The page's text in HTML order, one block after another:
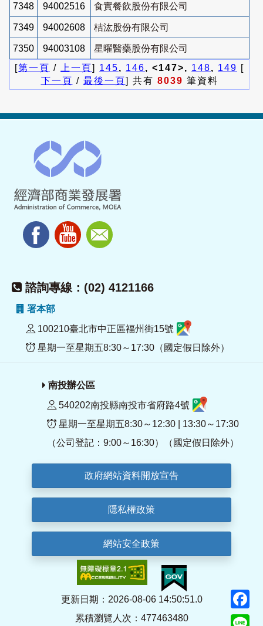
7348 94002516 食實餐飲股份有限公司
7349 94002608 桔汯股份有限公司
7350 94003108
星曜醫藥股份有限公司
[第一頁 / 上一頁] 145, 146, <147>, 148, 149 [
下一頁 / 最後一頁] 共有 8039 筆資料
諮詢專線：(02) 4121166
署本部
100210臺北市中正區福州街15號
星期一至星期五8:30～17:30（國定假日除外）
南投辦公區
540202南投縣南投市省府路4號
星期一至星期五8:30～12:30 | 13:30～17:30
（公司登記：9:00～16:30）（國定假日除外）
政府網站資料開放宣告
隱私權政策
網站安全政策
更新日期：2026-08-06 14:50:51.0
累積瀏覽人次：477463480